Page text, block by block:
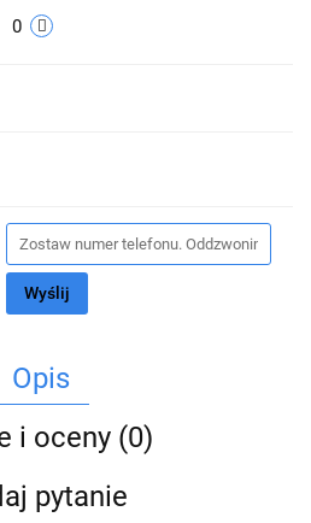
0
Wyślij
Opis
i oceny (0)
pytanie